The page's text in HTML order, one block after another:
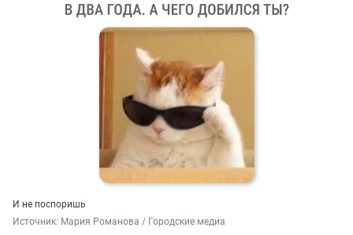
И не поспоришь
Источник: Мария Романова / Городские медиа